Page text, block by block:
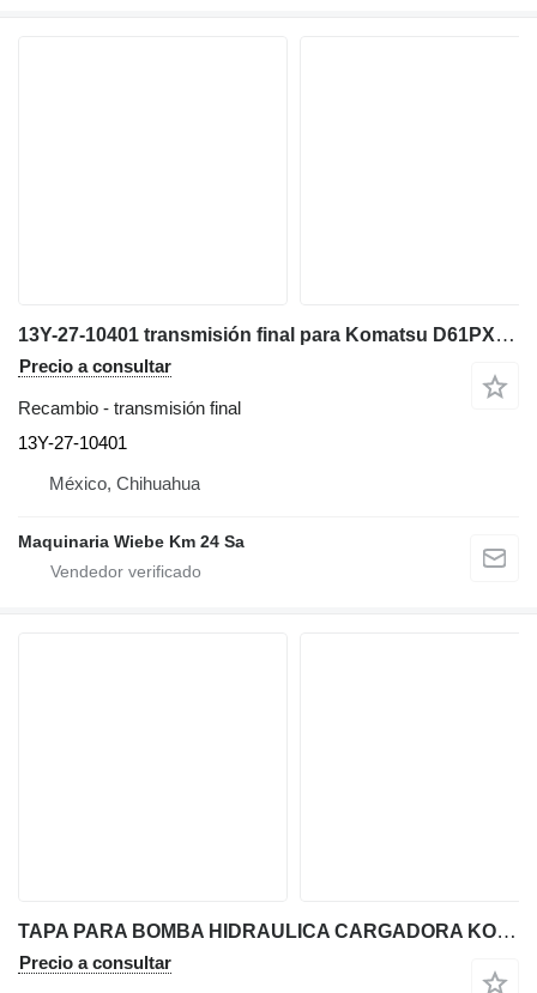
13Y-27-10401 transmisión final para Komatsu D61PX-24 bulldozer
Precio a consultar
Recambio - transmisión final
13Y-27-10401
México, Chihuahua
Maquinaria Wiebe Km 24 Sa
TAPA PARA BOMBA HIDRAULICA CARGADORA KOMATSU D85A 705-17-03140 otra pieza del sistema hidráulico para Komatsu D85A bulldozer
Precio a consultar